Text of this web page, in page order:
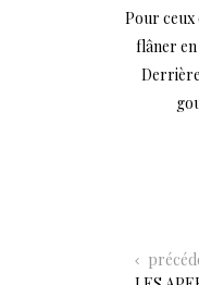
Pour ceux
flâner